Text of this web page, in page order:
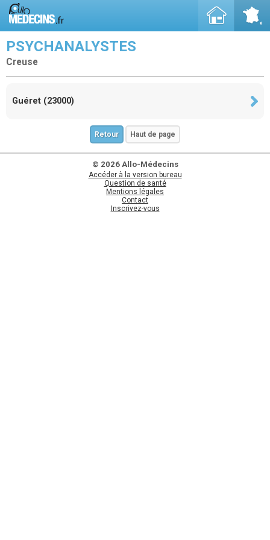
PSYCHANALYSTES
Creuse
Guéret (23000)
Retour Haut de page
© 2026 Allo-Médecins
Accéder à la version bureau
Question de santé
Mentions légales
Contact
Inscrivez-vous